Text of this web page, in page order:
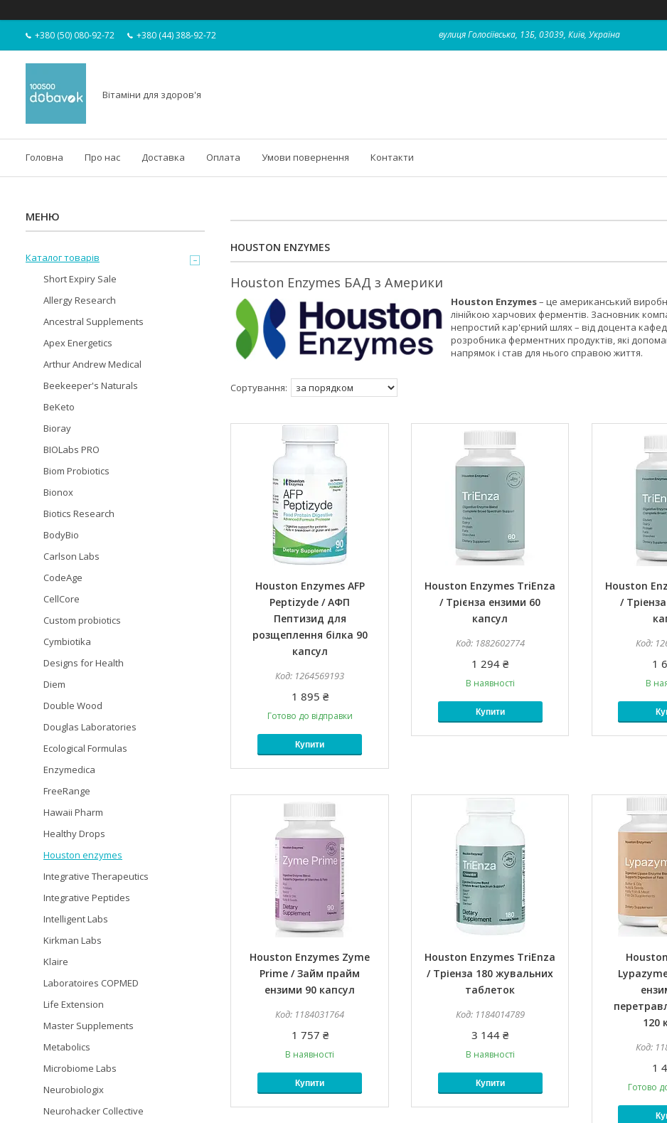
+380 (50) 080-92-72 +380 (44) 388-92-72 вулиця Голосіївська, 13Б, 03039, Київ, Україна
Вітаміни для здоров'я
Головна Про нас Доставка Оплата Умови повернення Контакти
HOUSTON ENZYMES
Houston Enzymes БАД з Америки
Houston Enzymes– це американський
лінійкою харчових ферментів. Засновник
непростий кар'єрний шлях – від доцента
розробника ферментних продуктів, які
напрямок і став для нього справою життя.
Houston Enzymes AFP
Peptizyde / АФП
Пептизид для
розщеплення білка 90
капсул
1264569193
1 895 ₴
Готово до відправки
Купити
Houston Enzymes TriEnza
/ Трієнза ензими 60
капсул
1882602774
1 294 ₴
В наявності
Купити
Houston
/
1
В
Houston Enzymes Zyme
Prime / Займ прайм
ензими 90 капсул
1184031764
1 757 ₴
В наявності
Купити
Houston Enzymes TriEnza
/ Тріенза 180 жувальних
таблеток
1184014789
3 144 ₴
В наявності
Купити
120
1
Готово
Каталог товарів
Short Expiry Sale
Allergy Research
Ancestral Supplements
Apex Energetics
Arthur Andrew Medical
Beekeeper's Naturals
BeKeto
Bioray
BIOLabs PRO
Biom Probiotics
Bionox
Biotics Research
BodyBio
Carlson Labs
CodeAge
CellCore
Custom probiotics
Cymbiotika
Designs for Health
Diem
Double Wood
Douglas Laboratories
Ecological Formulas
Enzymedica
FreeRange
Hawaii Pharm
Healthy Drops
Houston enzymes
Integrative Therapeutics
Integrative Peptides
Intelligent Labs
Kirkman Labs
Klaire
Laboratoires COPMED
Life Extension
Master Supplements
Metabolics
Microbiome Labs
Neurobiologix
Neurohacker Collective